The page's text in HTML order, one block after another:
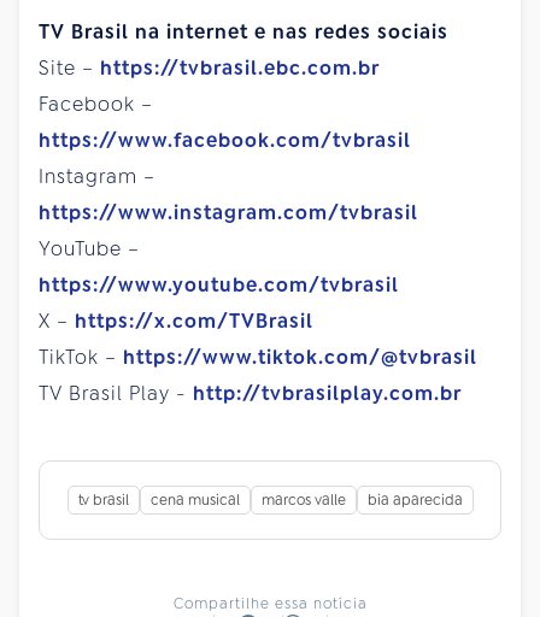
TV Brasil na internet e nas redes sociais
Site – https://tvbrasil.ebc.com.br
Facebook –
https://www.facebook.com/tvbrasil
Instagram –
https://www.instagram.com/tvbrasil
YouTube –
https://www.youtube.com/tvbrasil
X – https://x.com/TVBrasil
TikTok – https://www.tiktok.com/@tvbrasil
TV Brasil Play - http://tvbrasilplay.com.br
tv brasil cena musical marcos valle bia aparecida
Compartilhe essa notícia